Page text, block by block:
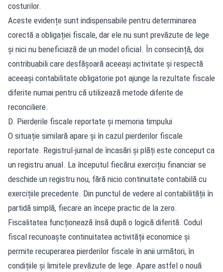
costurilor.
Aceste evidențe sunt indispensabile pentru determinarea
corectă a obligației fiscale, dar ele nu sunt prevăzute de lege
și nici nu beneficiază de un model oficial. În consecință, doi
contribuabili care desfășoară aceeași activitate și respectă
aceeași contabilitate obligatorie pot ajunge la rezultate fiscale
diferite numai pentru că utilizează metode diferite de
reconciliere.
D. Pierderile fiscale reportate și memoria timpului
O situație similară apare și în cazul pierderilor fiscale
reportate. Registrul-jurnal de încasări și plăți este conceput ca
un registru anual. La începutul fiecărui exercițiu financiar se
deschide un registru nou, fără nicio continuitate contabilă cu
exercițiile precedente. Din punctul de vedere al contabilității în
partidă simplă, fiecare an începe practic de la zero.
Fiscalitatea funcționează însă după o logică diferită. Codul
fiscal recunoaște continuitatea activității economice și
permite recuperarea pierderilor fiscale în anii următori, în
condițiile și limitele prevăzute de lege. Apare astfel o nouă